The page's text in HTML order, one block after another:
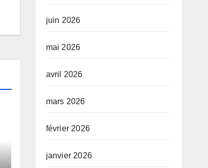
juin 2026
mai 2026
avril 2026
mars 2026
février 2026
janvier 2026